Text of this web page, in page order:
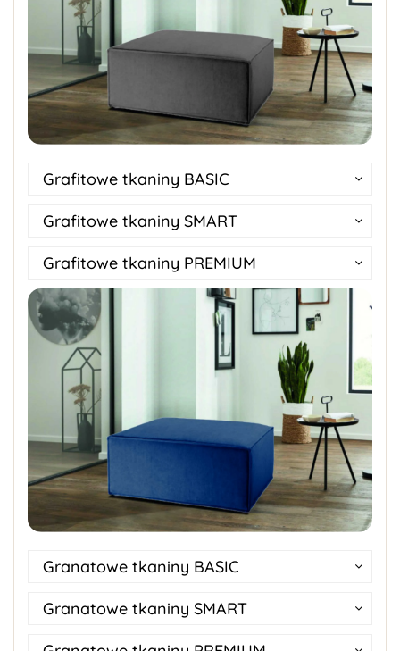
Grafitowe tkaniny BASIC
Grafitowe tkaniny SMART
Grafitowe tkaniny PREMIUM
Granatowe tkaniny BASIC
Granatowe tkaniny SMART